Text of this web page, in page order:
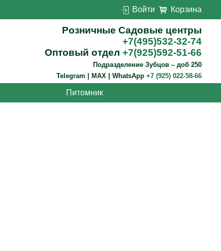
Войти Корзина
Розничные Садовые центры
+7(495)532-32-74
Оптовый отдел +7(925)592-51-66
Подразделение Зубцов – доб 250
Telegram | MAX | WhatsApp +7 (925) 022-58-66
Питомник